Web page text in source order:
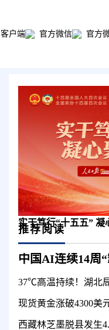
客户端 官方微信 官方
实干笃行“十五五” 凝
推荐阅读
现货黄金涨破4300美
西藏林芝墨脱县发生